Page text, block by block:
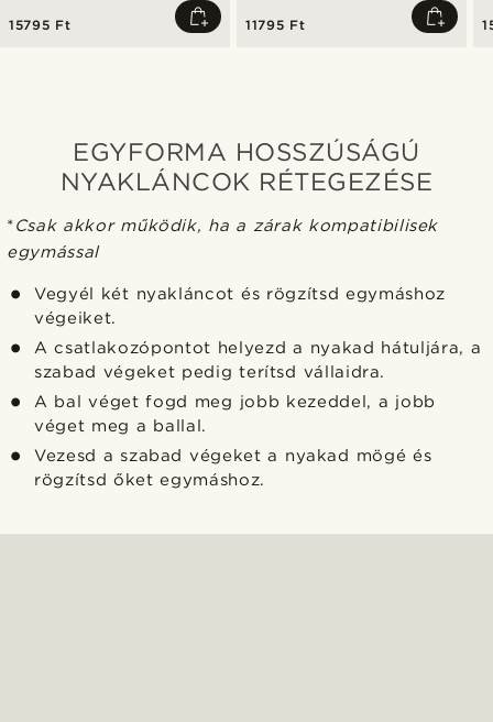
15795 Ft
11795 Ft
EGYFORMA HOSSZÚSÁGÚ
NYAKLÁNCOK RÉTEGEZÉSE
*Csak akkor működik, ha a zárak kompatibilisek
egymással
Vegyél két nyakláncot és rögzítsd egymáshoz
végeiket.
A csatlakozópontot helyezd a nyakad hátuljára, a
szabad végeket pedig terítsd vállaidra.
A bal véget fogd meg jobb kezeddel, a jobb
véget meg a ballal.
Vezesd a szabad végeket a nyakad mögé és
rögzítsd őket egymáshoz.